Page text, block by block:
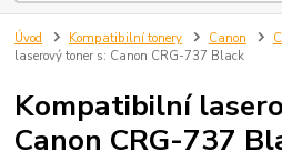
Úvod Kompatibilní tonery Canon
laserový toner s: Canon CRG-737 Black
Kompatibilní
Canon CRG-737